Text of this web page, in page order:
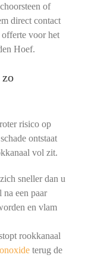
of
direct contact
voor het
Hoef.
zo
risico op
ontstaat
vol zit.
sneller dan u
na een paar
en vlam
rookkanaal
terug de